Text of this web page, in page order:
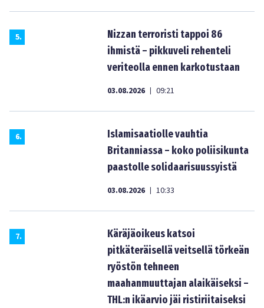
5.
Nizzan terroristi tappoi 86
ihmistä – pikkuveli rehenteli
veriteolla ennen karkotustaan
03.08.2026 | 09:21
6.
Islamisaatiolle vauhtia
Britanniassa – koko poliisikunta
paastolle solidaarisuussyistä
03.08.2026 | 10:33
7.
Käräjäoikeus katsoi
pitkäteräisellä veitsellä törkeän
ryöstön tehneen
maahanmuuttajan alaikäiseksi –
THL:n ikäarvio jäi ristiriitaiseksi